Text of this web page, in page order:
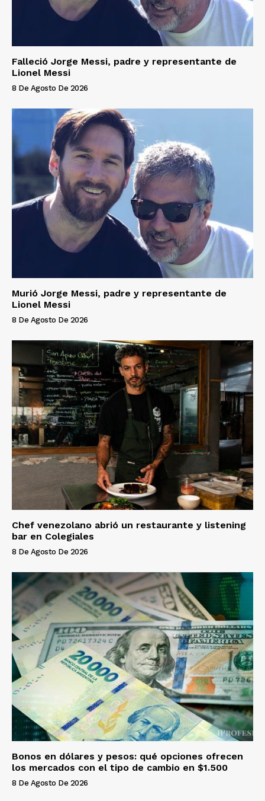
Falleció Jorge Messi, padre y representante de
Lionel Messi
8 De Agosto De 2026
Murió Jorge Messi, padre y representante de
Lionel Messi
8 De Agosto De 2026
Chef venezolano abrió un restaurante y listening
bar en Colegiales
8 De Agosto De 2026
Bonos en dólares y pesos: qué opciones ofrecen
los mercados con el tipo de cambio en $1.500
8 De Agosto De 2026